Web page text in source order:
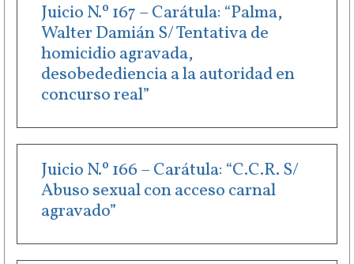
Juicio N.º 167 – Carátula: “Palma,
Walter Damián S/ Tentativa de
homicidio agravada,
desobedediencia a la autoridad en
concurso real”
Juicio N.º 166 – Carátula: “C.C.R. S/
Abuso sexual con acceso carnal
agravado”